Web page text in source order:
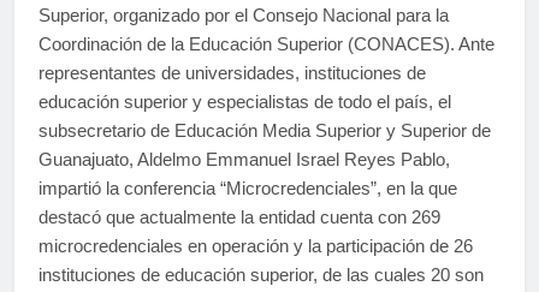
Superior, organizado por el Consejo Nacional para la
Coordinación de la Educación Superior (CONACES). Ante
representantes de universidades, instituciones de
educación superior y especialistas de todo el país, el
subsecretario de Educación Media Superior y Superior de
Guanajuato, Aldelmo Emmanuel Israel Reyes Pablo,
impartió la conferencia “Microcredenciales”, en la que
destacó que actualmente la entidad cuenta con 269
microcredenciales en operación y la participación de 26
instituciones de educación superior, de las cuales 20 son